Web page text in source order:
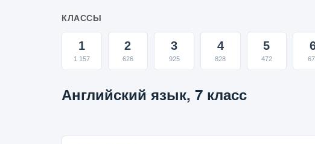
КЛАССЫ
1
1 157
2
626
3
925
4
828
5
472
Английский язык, 7 класс